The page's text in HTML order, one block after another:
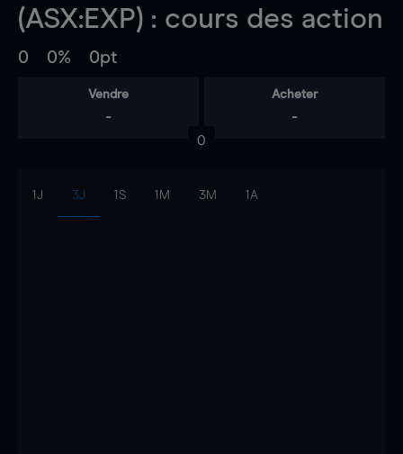
(ASX:EXP) : cours des action
0 0% 0pt
Vendre
-
Acheter
-
0
1J 3J 1S 1M 3M 1A